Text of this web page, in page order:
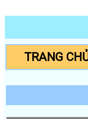
TRANG